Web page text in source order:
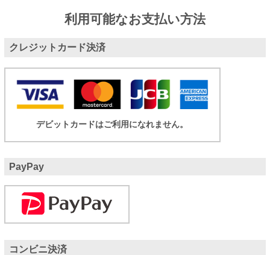
利用可能なお支払い方法
クレジットカード決済
デビットカードはご利用になれません。
PayPay
コンビニ決済